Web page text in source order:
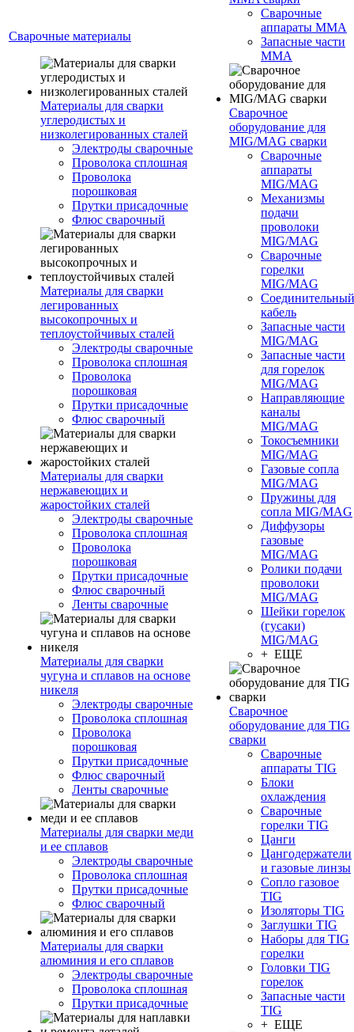
Сварочные материалы
Материалы для сварки
углеродистых и
низколегированных сталей
Электроды сварочные
Проволока сплошная
Проволока
порошковая
Прутки присадочные
Флюс сварочный
Материалы для сварки
легированных
высокопрочных и
теплоустойчивых сталей
Электроды сварочные
Проволока сплошная
Проволока
порошковая
Прутки присадочные
Флюс сварочный
Материалы для сварки
нержавеющих и
жаростойких сталей
Электроды сварочные
Проволока сплошная
Проволока
порошковая
Прутки присадочные
Флюс сварочный
Ленты сварочные
Материалы для сварки
чугуна и сплавов на основе
никеля
Электроды сварочные
Проволока сплошная
Проволока
порошковая
Прутки присадочные
Флюс сварочный
Ленты сварочные
Материалы для сварки меди
и ее сплавов
Электроды сварочные
Проволока сплошная
Прутки присадочные
Флюс сварочный
Материалы для сварки
алюминия и его сплавов
Электроды сварочные
Проволока сплошная
Прутки присадочные
Сварочные
аппараты MMA
Запасные части
MMA
Сварочное
оборудование для
MIG/MAG сварки
Сварочные
аппараты
MIG/MAG
Механизмы
подачи
проволоки
MIG/MAG
Сварочные
горелки
MIG/MAG
Соединительный
кабель
Запасные части
MIG/MAG
Запасные части
для горелок
MIG/MAG
Направляющие
каналы
MIG/MAG
Токосъемники
MIG/MAG
Газовые сопла
MIG/MAG
Пружины для
сопла MIG/MAG
Диффузоры
газовые
MIG/MAG
Ролики подачи
проволоки
MIG/MAG
Шейки горелок
(гусаки)
MIG/MAG
+ ЕЩЕ
Сварочное
оборудование для TIG
сварки
Сварочные
аппараты TIG
Блоки
охлаждения
Сварочные
горелки TIG
Цанги
Цангодержатели
и газовые линзы
Сопло газовое
TIG
Изоляторы TIG
Заглушки TIG
Наборы для TIG
горелки
Головки TIG
горелок
Запасные части
TIG
+ ЕЩЕ